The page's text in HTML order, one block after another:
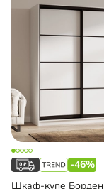
-46%
Шкаф-купе